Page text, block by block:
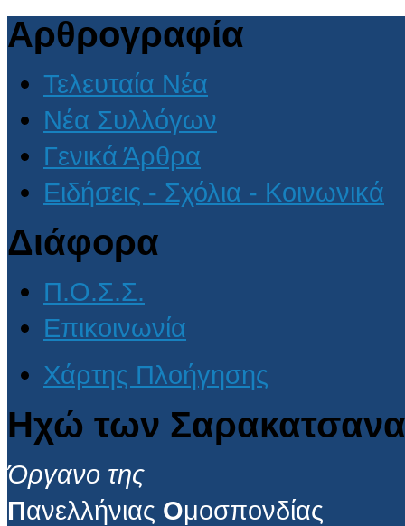
Αρθρογραφία
Τελευταία Νέα
Νέα Συλλόγων
Γενικά Άρθρα
Ειδήσεις - Σχόλια - Κοινωνικά
Διάφορα
Π.Ο.Σ.Σ.
Επικοινωνία
Χάρτης Πλοήγησης
Ηχώ των
Όργανο της
Πανελλήνιας Ομοσπονδίας